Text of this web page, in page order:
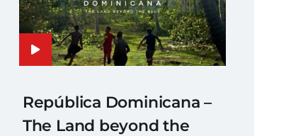
República Dominicana –
The Land beyond the